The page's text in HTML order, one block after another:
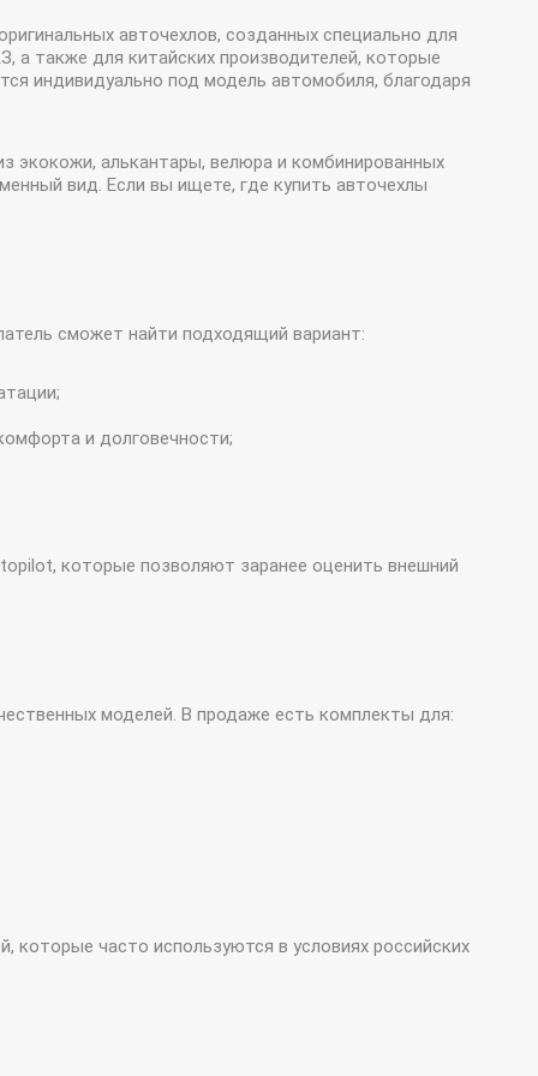
авточехлов, созданных специально для
а также для китайских производителей, которые
индивидуально под модель автомобиля, благодаря
экокожи, алькантары, велюра и комбинированных
вид. Если вы ищете, где купить авточехлы
сможет найти подходящий вариант:
и долговечности;
которые позволяют заранее оценить внешний
моделей. В продаже есть комплекты для:
часто используются в условиях российских